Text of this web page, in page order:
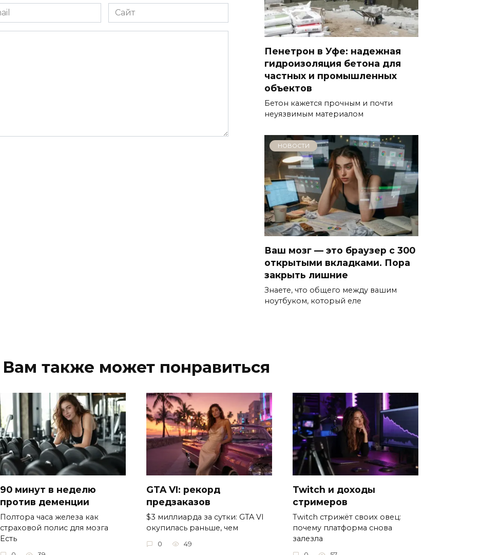
Сайт
Пенетрон в Уфе: надежная
гидроизоляция бетона для
частных и промышленных
объектов
Бетон кажется прочным и почти
неуязвимым материалом
НОВОСТИ
Ваш мозг — это браузер с 300
открытыми вкладками. Пора
закрыть лишние
Знаете, что общего между вашим
ноутбуком, который еле
Вам также может понравиться
90 минут в неделю
против деменции
Полтора часа железа как
страховой полис для мозга
Есть
GTA VI: рекорд
предзаказов
$3 миллиарда за сутки: GTA VI
окупилась раньше, чем
0 49
Twitch и доходы
стримеров
Twitch стрижёт своих овец:
почему платформа снова
залезла